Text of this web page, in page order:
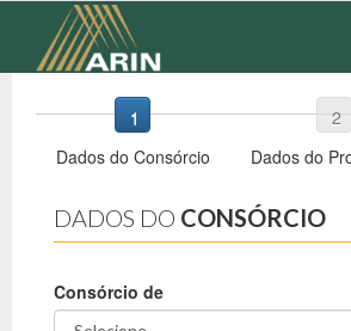
SEGUROS
FINANCEIROS
COTAÇÃO
1
Dados do Consórcio
2
Dados do
DADOS DO CONSÓRCIO
Consórcio de